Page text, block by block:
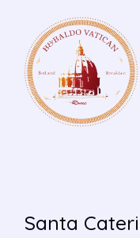
contenuto
Santa